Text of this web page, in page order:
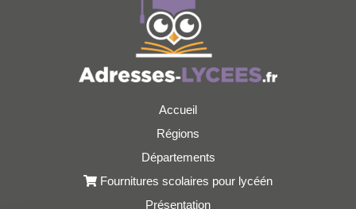
Accueil
Régions
Départements
Fournitures scolaires pour lycéén
Présentation